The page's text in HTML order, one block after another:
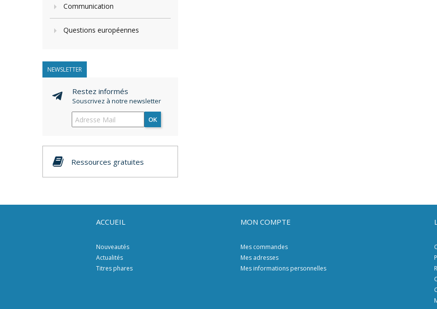
Communication
Questions européennes
NEWSLETTER
Restez informés
Souscrivez à notre newsletter
OK
Ressources gratuites
ACCUEIL
Nouveautés
Actualités
Titres phares
MON COMPTE
Mes commandes
Mes adresses
Mes informations personnelles